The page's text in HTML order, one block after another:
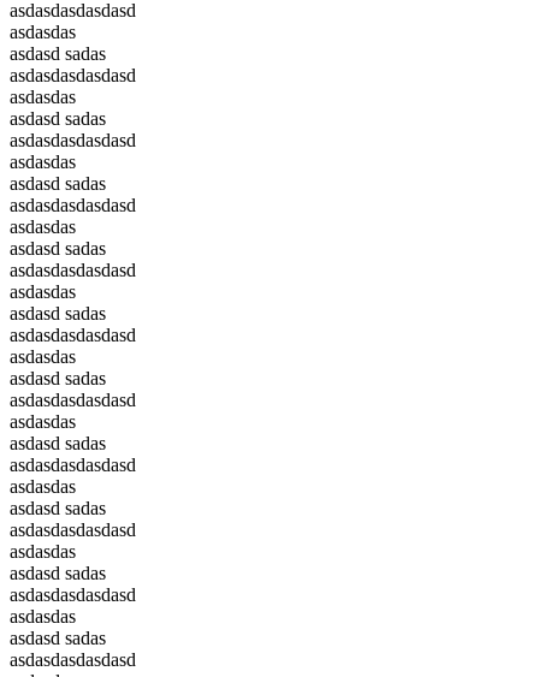
asdasdasdasdasd
asdasdas
asdasd sadas
asdasdasdasdasd
asdasdas
asdasd sadas
asdasdasdasdasd
asdasdas
asdasd sadas
asdasdasdasdasd
asdasdas
asdasd sadas
asdasdasdasdasd
asdasdas
asdasd sadas
asdasdasdasdasd
asdasdas
asdasd sadas
asdasdasdasdasd
asdasdas
asdasd sadas
asdasdasdasdasd
asdasdas
asdasd sadas
asdasdasdasdasd
asdasdas
asdasd sadas
asdasdasdasdasd
asdasdas
asdasd sadas
asdasdasdasdasd